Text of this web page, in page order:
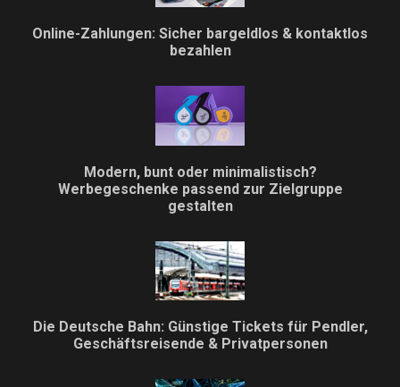
Online-Zahlungen: Sicher bargeldlos & kontaktlos
bezahlen
Modern, bunt oder minimalistisch?
Werbegeschenke passend zur Zielgruppe
gestalten
Die Deutsche Bahn: Günstige Tickets für Pendler,
Geschäftsreisende & Privatpersonen